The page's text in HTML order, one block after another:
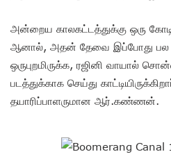
அன்றைய காலகட்டத்துக்கு ஒரு
ஆனால், அதன் தேவை இப்போது பல
ஒருபுறமிருக்க, ரஜினி வாயால்
படத்துக்காக செய்து
தயாரிப்பாளருமான ஆர்.கண்ணன்.